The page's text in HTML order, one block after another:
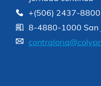
+(506) 2437-8800
8-4880-1000 San